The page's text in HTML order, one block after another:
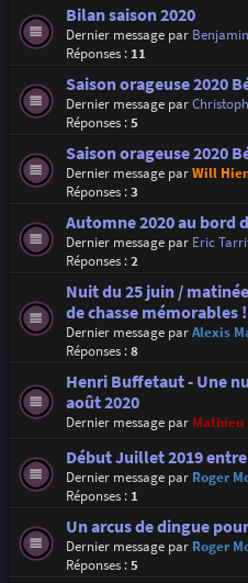
Bilan saison 2020
Dernier message par
Réponses : 11
Saison orageuse 2020
Dernier message par
Réponses :5
Saison orageuse 2020
Dernier message parWill
Réponses :3
Automne 2020 au bord
Dernier message par Eric
Réponses :2
Nuit du 25 juin /
de chasse mémorables !
Dernier message parAlexis
Réponses :8
Henri Buffetaut - Une
août 2020
Dernier message par Mathieu
Début Juillet 2019
Dernier message par Roger
Réponses : 1
Un arcus de dingue
Dernier message par Roger
Réponses :5